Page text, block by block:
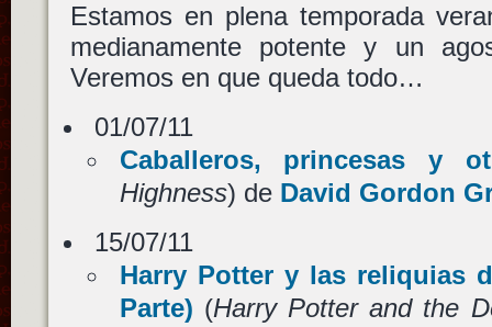
Estamos en plena temporada
medianamente potente y un
Veremos en que queda todo…
01/07/11
Caballeros, princesas y
Highness) de David Gordon
15/07/11
Harry Potter y las reliquias
Parte) (Harry Potter and the